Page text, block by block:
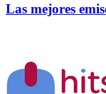
Las mejores